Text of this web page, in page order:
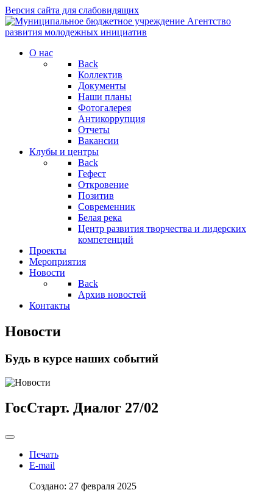
Версия сайта для слабовидящих
О нас
Back
Коллектив
Документы
Наши планы
Фотогалерея
Антикоррупция
Отчеты
Вакансии
Клубы и центры
Back
Гефест
Откровение
Позитив
Современник
Белая река
Центр развития творчества и лидерских
компетенций
Проекты
Мероприятия
Новости
Back
Архив новостей
Контакты
Новости
Будь в курсе наших событий
ГосСтарт. Диалог 27/02
Печать
E-mail
Создано: 27 февраля 2025